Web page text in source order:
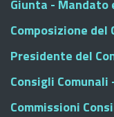
Giunta -
Composizione del
Presidente del
Consigli
Commissioni